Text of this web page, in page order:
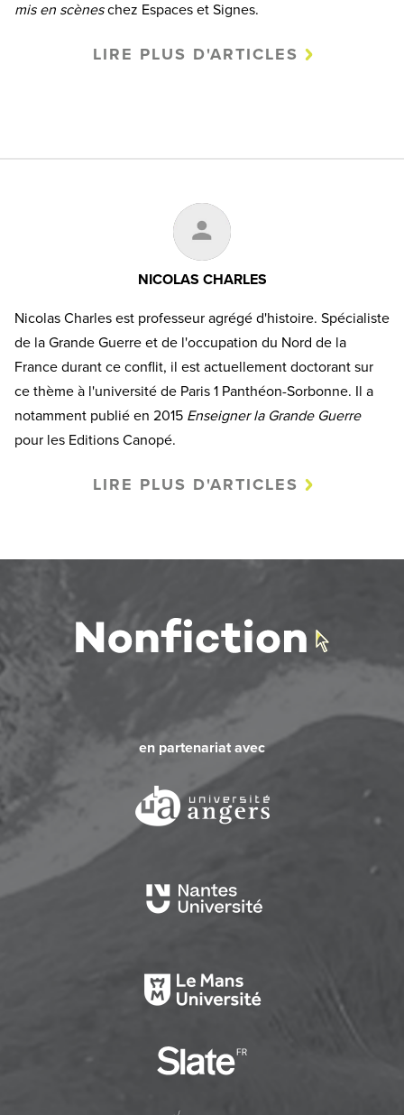
mis en scèneschez Espaces et Signes.
LIRE PLUS D'ARTICLES
NICOLAS CHARLES
Nicolas Charles est professeur agrégé d'histoire. Spécialiste
de la Grande Guerre et de l'occupation du Nord de la
France durant ce conflit, il est actuellement doctorant sur
ce thème à l'université de Paris 1 Panthéon-Sorbonne. Il a
notamment publié en 2015 Enseigner la Grande Guerre
pour les Editions Canopé.
LIRE PLUS D'ARTICLES
en partenariat avec